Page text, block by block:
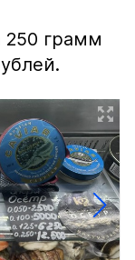
250 грамм